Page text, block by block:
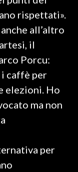
rispettati».
all’altro
il
Porcu:
i caffè per
elezioni. Ho
ma non
per